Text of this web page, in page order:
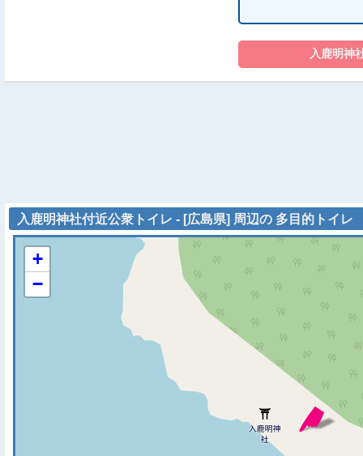
入鹿明神社付近公衆トイレ - [広島県] 周辺の 多目的トイレ
※ マップを検索、表示
+
−